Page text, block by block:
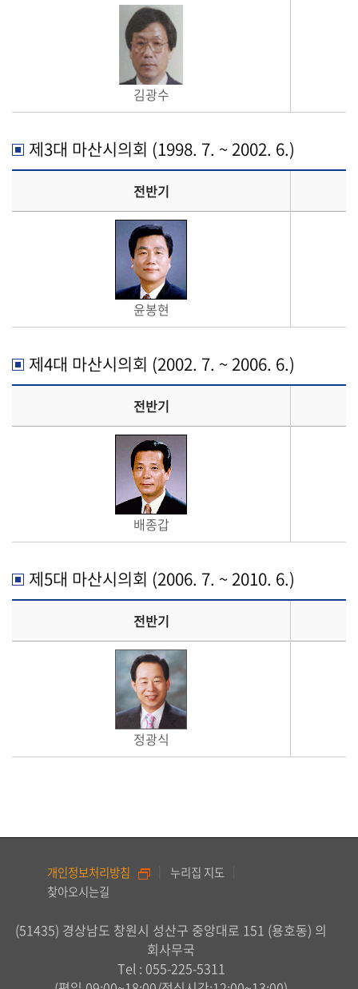
김광수
제3대 마산시의회 (1998. 7. ~ 2002. 6.)
전반기
윤봉현
제4대 마산시의회 (2002. 7. ~ 2006. 6.)
전반기
배종갑
제5대 마산시의회 (2006. 7. ~ 2010. 6.)
전반기
정광식
개인정보처리방침
누리집 지도
찾아오시는길
(51435) 경상남도 창원시 성산구 중앙대로 151 (용호동) 의
회사무국
Tel : 055-225-5311